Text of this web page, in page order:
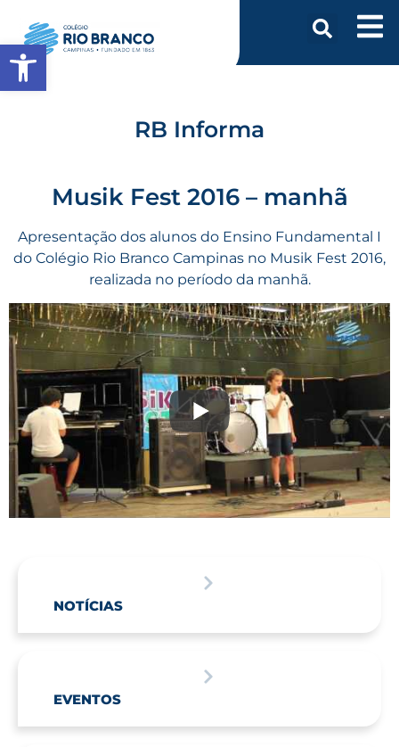
RB Informa
Musik Fest 2016 – manhã
Apresentação dos alunos do Ensino Fundamental I
do Colégio Rio Branco Campinas no Musik Fest 2016,
realizada no período da manhã.
NOTÍCIAS
EVENTOS
Abrir a barra de ferramentas